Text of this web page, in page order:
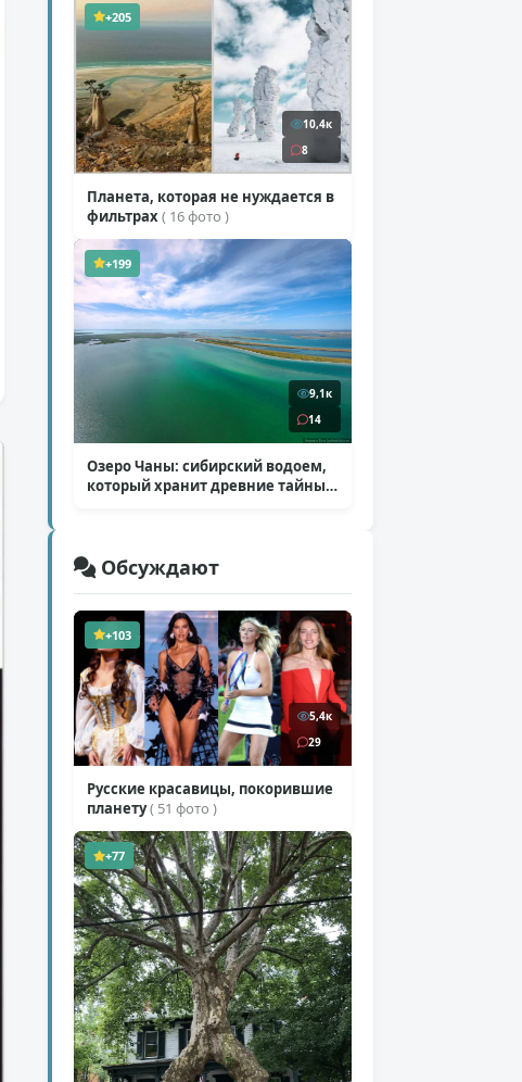
+205
10,4к
8
Планета, которая не нуждается в
фильтрах( 16 фото )
+199
9,1к
14
Озеро Чаны: сибирский водоем,
который хранит древние тайны
Обсуждают
+103
5,4к
29
Русские красавицы, покорившие
планету( 51 фото )
+77